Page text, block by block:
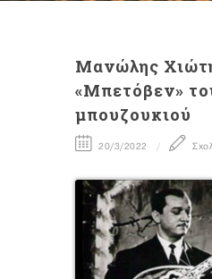
Mανώλης
«Μπετόβεν»
μπουζουκιού
20/3/2022